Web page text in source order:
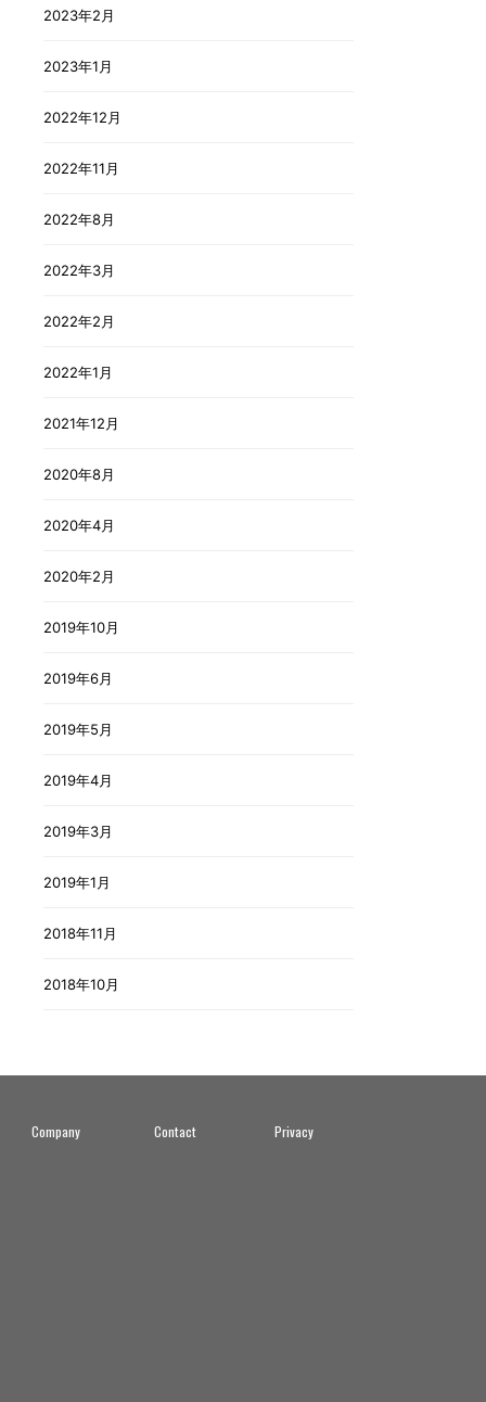
2023年2月
2023年1月
2022年12月
2022年11月
2022年8月
2022年3月
2022年2月
2022年1月
2021年12月
2020年8月
2020年4月
2020年2月
2019年10月
2019年6月
2019年5月
2019年4月
2019年3月
2019年1月
2018年11月
2018年10月
Company Contact Privacy